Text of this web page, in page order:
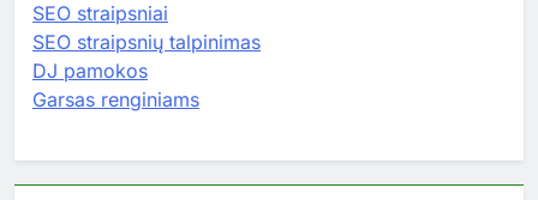
SEO straipsniai
SEO straipsnių talpinimas
DJ pamokos
Garsas renginiams